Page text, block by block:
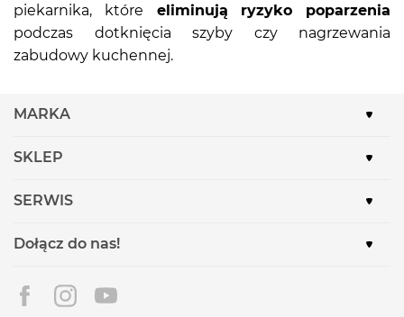
piekarnika, które eliminują ryzyko poparzenia
podczas dotknięcia szyby czy nagrzewania
zabudowy kuchennej.
MARKA
SKLEP
SERWIS
Dołącz do nas!